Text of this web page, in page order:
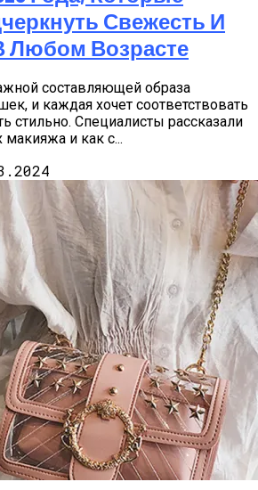
Свежесть И
Любом Возрасте
составляющей образа
и каждая хочет соответствовать
стильно. Специалисты рассказали
и как с...